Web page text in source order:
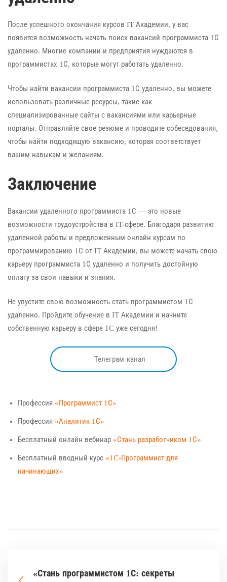
После успешного окончания курсов IT Академии, у вас
появится возможность начать поиск вакансий программиста 1С
удаленно. Многие компании и предприятия нуждаются в
программистах 1С, которые могут работать удаленно.
Чтобы найти вакансии программиста 1С удаленно, вы можете
использовать различные ресурсы, такие как
специализированные сайты с вакансиями или карьерные
порталы. Отправляйте свое резюме и проводите собеседования,
чтобы найти подходящую вакансию, которая соответствует
вашим навыкам и желаниям.
Заключение
Вакансии удаленного программиста 1С — это новые
возможности трудоустройства в IT-сфере. Благодаря развитию
удаленной работы и предложенным онлайн курсам по
программированию 1С от IT Академии, вы можете начать свою
карьеру программиста 1С удаленно и получить достойную
оплату за свои навыки и знания.
Не упустите свою возможность стать программистом 1С
удаленно. Пройдите обучение в IT Академии и начните
собственную карьеру в сфере 1C уже сегодня!
Телеграм-канал
Профессия «Программист 1С»
Профессия «Аналитик 1С»
Бесплатный онлайн вебинар «Стань разработчиком 1С»
Бесплатный вводный курс «1C-Программист для
начинающих»
«Стань программистом 1С: секреты